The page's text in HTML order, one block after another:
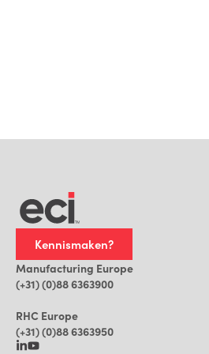
Kennismaken?
Manufacturing Europe
(+31) (0)88 6363900
RHC Europe
(+31) (0)88 6363950